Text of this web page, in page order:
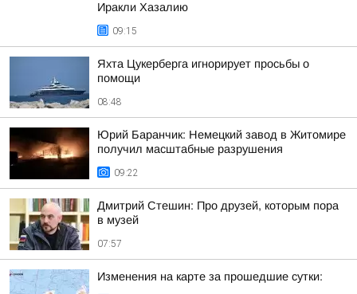
Иракли Хазалию
09:15
Яхта Цукерберга игнорирует просьбы о
помощи
08:48
Юрий Баранчик: Немецкий завод в Житомире
получил масштабные разрушения
09:22
Дмитрий Стешин: Про друзей, которым пора
в музей
07:57
Изменения на карте за прошедшие сутки: